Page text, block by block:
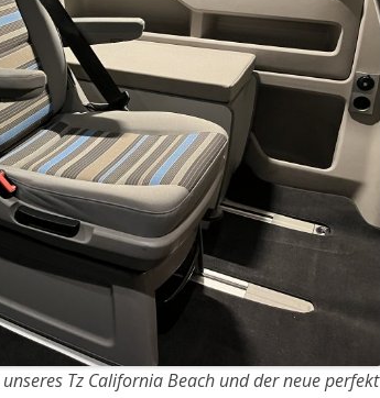
Tz California Beach und der neue perfekt